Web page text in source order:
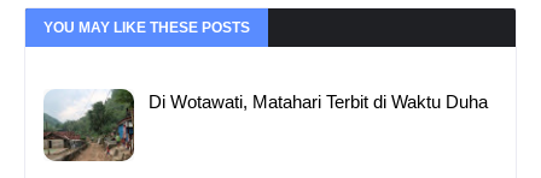
YOU MAY LIKE THESE POSTS
Di Wotawati, Matahari Terbit di Waktu Duha